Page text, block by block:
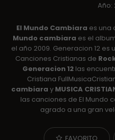
Año:
El Mundo Cambiara es una
Mundo cambiara es el
el año 2009. Generacion 12 es
Canciones Cristianas de
Generacion 12 las
Cristiana
cambiara y MUSICA
las canciones de El Mundo
agrado a una gran